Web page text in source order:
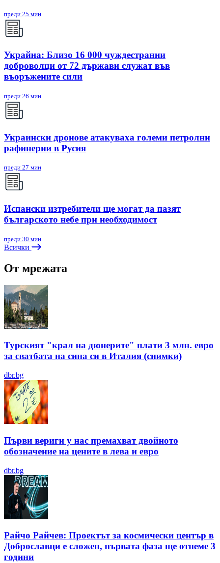
преди 25 мин
Украйна: Близо 16 000 чуждестранни
доброволци от 72 държави служат във
въоръжените сили
преди 26 мин
Украински дронове атакуваха големи петролни
рафинерии в Русия
преди 27 мин
Испански изтребители ще могат да пазят
българското небе при необходимост
преди 30 мин
Всички
От мрежата
Турският "крал на дюнерите" плати 3 млн. евро
за сватбата на сина си в Италия (снимки)
dbr.bg
Първи вериги у нас премахват двойното
обозначение на цените в лева и евро
dbr.bg
Райчо Райчев: Проектът за космически център в
Доброславци е сложен, първата фаза ще отнеме 3
години